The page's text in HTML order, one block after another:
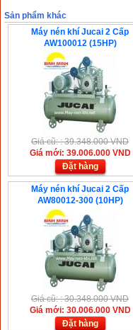
Sản phẩm khác
Máy nén khí Jucai 2 Cấp
AW100012 (15HP)
Giá cũ: : 39.348.000 VND
Giá mới: 39.006.000 VND
Đặt hàng
Máy nén khí Jucai 2 Cấp
AW80012-300 (10HP)
Giá cũ: : 30.348.000 VND
Giá mới: 30.006.000 VND
Đặt hàng